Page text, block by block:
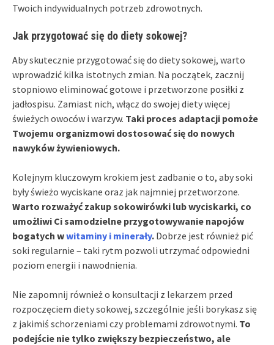
Twoich indywidualnych potrzeb zdrowotnych.
Jak przygotować się do diety sokowej?
Aby skutecznie przygotować się do diety sokowej, warto
wprowadzić kilka istotnych zmian. Na początek, zacznij
stopniowo eliminować gotowe i przetworzone posiłki z
jadłospisu. Zamiast nich, włącz do swojej diety więcej
świeżych owoców i warzyw. Taki proces adaptacji pomoże
Twojemu organizmowi dostosować się do nowych
nawyków żywieniowych.
Kolejnym kluczowym krokiem jest zadbanie o to, aby soki
były świeżo wyciskane oraz jak najmniej przetworzone.
Warto rozważyć zakup sokowirówki lub wyciskarki, co
umożliwi Ci samodzielne przygotowywanie napojów
bogatych wwitaminy i minerały. Dobrze jest również pić
soki regularnie – taki rytm pozwoli utrzymać odpowiedni
poziom energii i nawodnienia.
Nie zapomnij również o konsultacji z lekarzem przed
rozpoczęciem diety sokowej, szczególnie jeśli borykasz się
z jakimiś schorzeniami czy problemami zdrowotnymi. To
podejście nie tylko zwiększy bezpieczeństwo, ale